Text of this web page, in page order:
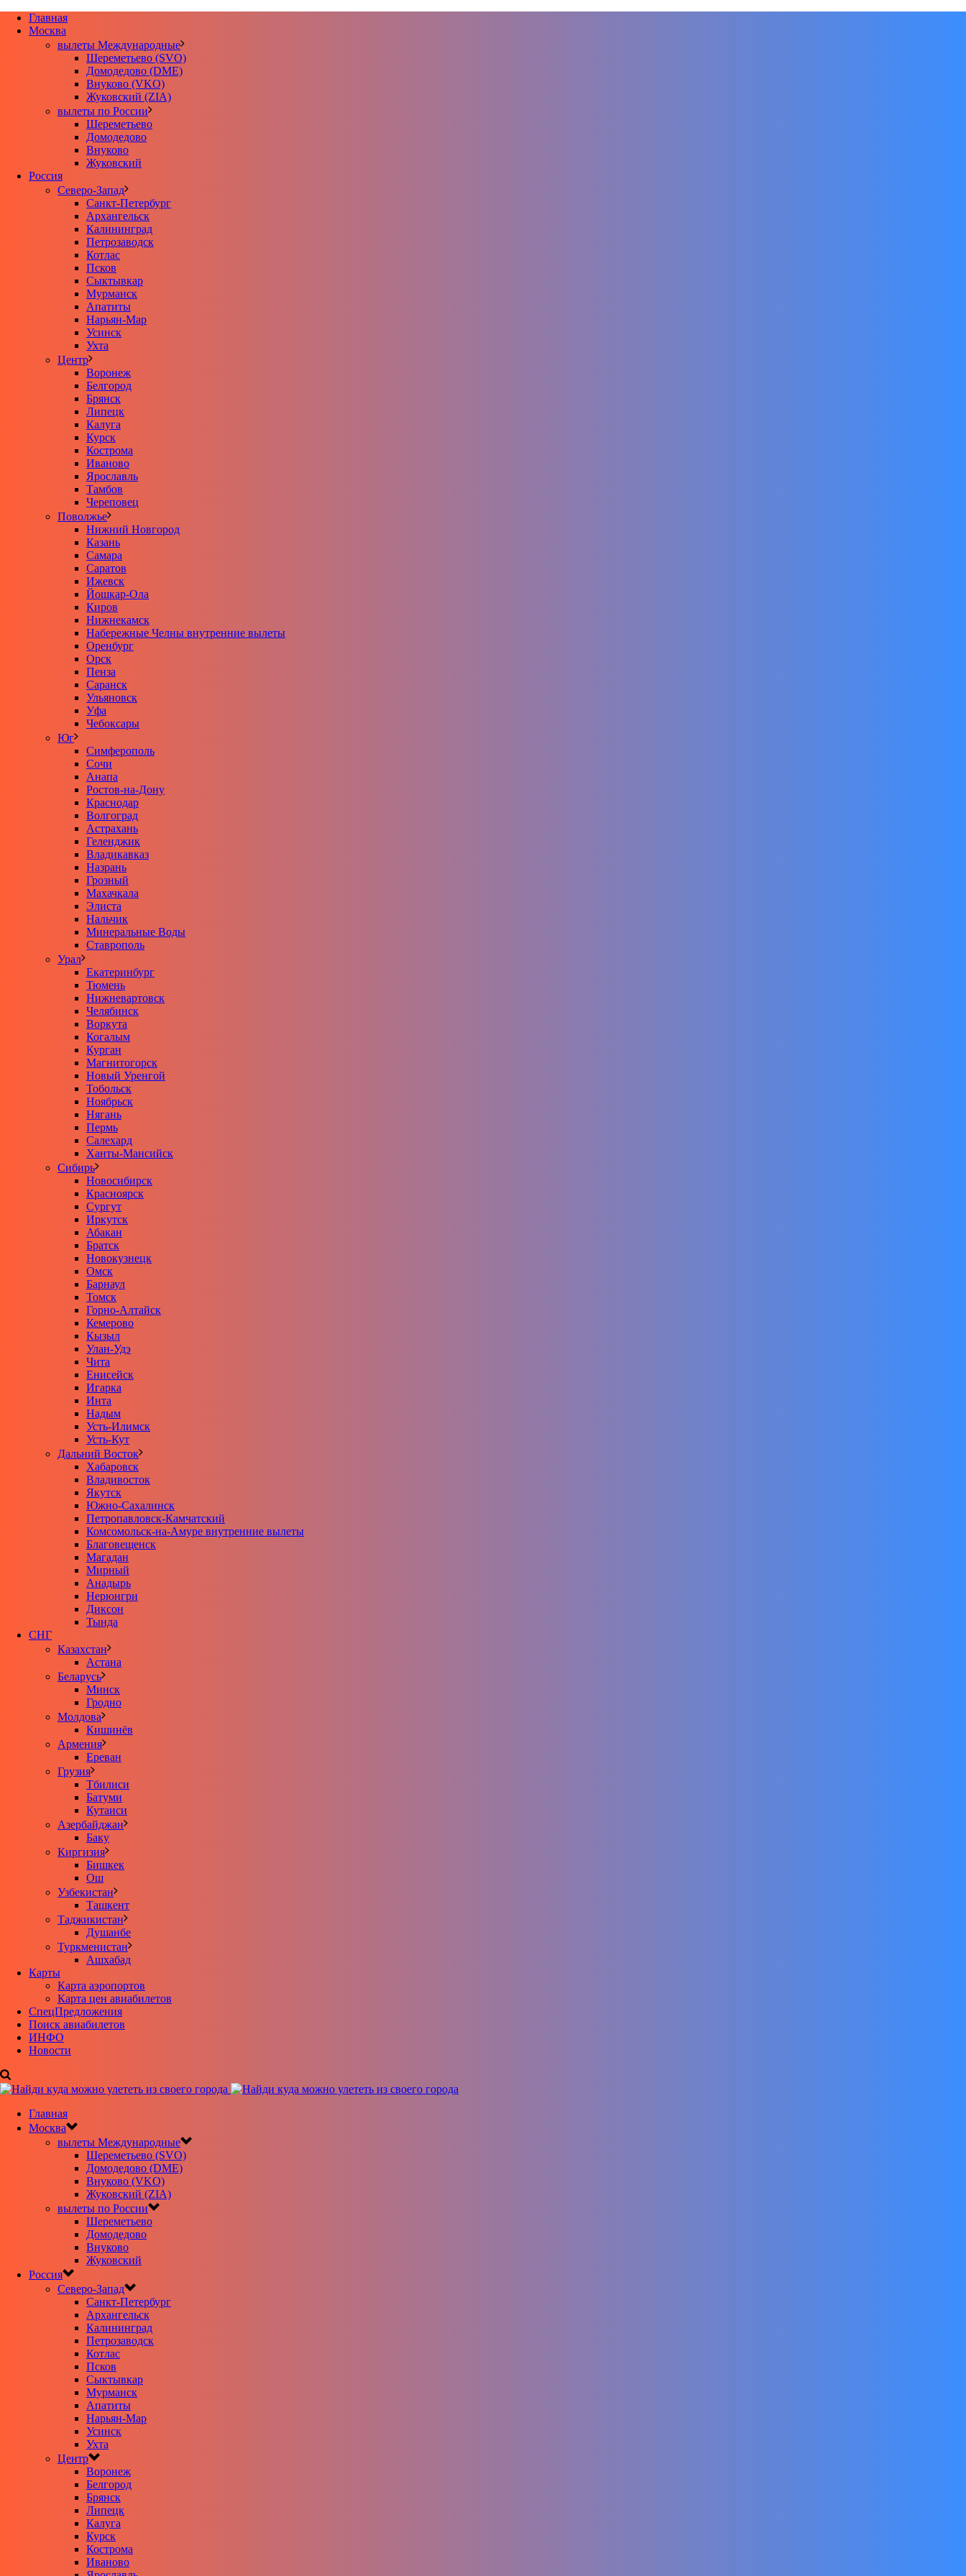
Главная
Москва
вылеты Международные
Шереметьево (SVO)
Домодедово (DME)
Внуково (VKO)
Жуковский (ZIA)
вылеты по России
Шереметьево
Домодедово
Внуково
Жуковский
Россия
Северо-Запад
Санкт-Петербург
Архангельск
Калининград
Петрозаводск
Котлас
Псков
Сыктывкар
Мурманск
Апатиты
Нарьян-Мар
Усинск
Ухта
Центр
Воронеж
Белгород
Брянск
Липецк
Калуга
Курск
Кострома
Иваново
Ярославль
Тамбов
Череповец
Поволжье
Нижний Новгород
Казань
Самара
Саратов
Ижевск
Йошкар-Ола
Киров
Нижнекамск
Набережные Челны внутренние вылеты
Оренбург
Орск
Пенза
Саранск
Ульяновск
Уфа
Чебоксары
Юг
Симферополь
Сочи
Анапа
Ростов-на-Дону
Краснодар
Волгоград
Астрахань
Геленджик
Владикавказ
Назрань
Грозный
Махачкала
Элиста
Нальчик
Минеральные Воды
Ставрополь
Урал
Екатеринбург
Тюмень
Нижневартовск
Челябинск
Воркута
Когалым
Курган
Магнитогорск
Новый Уренгой
Тобольск
Ноябрьск
Нягань
Пермь
Салехард
Ханты-Мансийск
Сибирь
Новосибирск
Красноярск
Сургут
Иркутск
Абакан
Братск
Новокузнецк
Омск
Барнаул
Томск
Горно-Алтайск
Кемерово
Кызыл
Улан-Удэ
Чита
Енисейск
Игарка
Инта
Надым
Усть-Илимск
Усть-Кут
Дальний Восток
Хабаровск
Владивосток
Якутск
Южно-Сахалинск
Петропавловск-Камчатский
Комсомольск-на-Амуре внутренние вылеты
Благовещенск
Магадан
Мирный
Анадырь
Нерюнгри
Диксон
Тында
СНГ
Казахстан
Астана
Беларусь
Минск
Гродно
Молдова
Кишинёв
Армения
Ереван
Грузия
Тбилиси
Батуми
Кутаиси
Азербайджан
Баку
Киргизия
Бишкек
Ош
Узбекистан
Ташкент
Таджикистан
Душанбе
Туркменистан
Ашхабад
Карты
Карта аэропортов
Карта цен авиабилетов
CпецПредложения
Поиск авиабилетов
ИНФО
Новости
Главная
Москва
вылеты Международные
Шереметьево (SVO)
Домодедово (DME)
Внуково (VKO)
Жуковский (ZIA)
вылеты по России
Шереметьево
Домодедово
Внуково
Жуковский
Россия
Северо-Запад
Санкт-Петербург
Архангельск
Калининград
Петрозаводск
Котлас
Псков
Сыктывкар
Мурманск
Апатиты
Нарьян-Мар
Усинск
Ухта
Центр
Воронеж
Белгород
Брянск
Липецк
Калуга
Курск
Кострома
Иваново